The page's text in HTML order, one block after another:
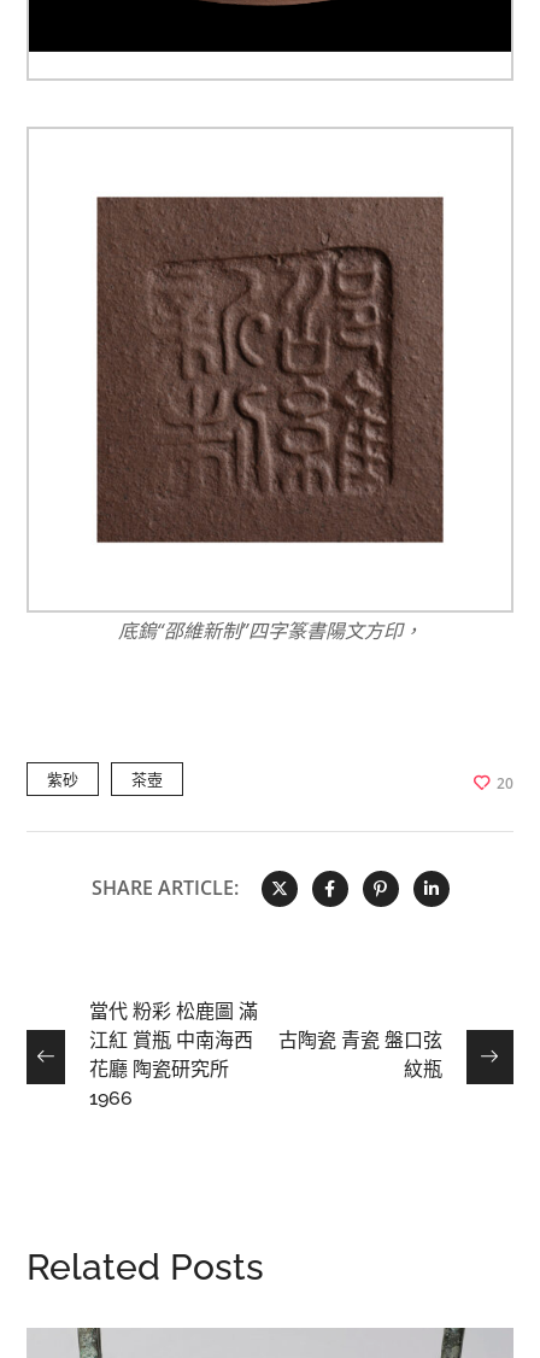
底鎢“邵維新制”四字篆書陽文方印，
紫砂 茶壺 20
SHARE ARTICLE:
當代 粉彩 松鹿圖 滿
江紅 賞瓶 中南海西
花廳 陶瓷研究所
1966
古陶瓷 青瓷 盤口弦
紋瓶
Related Posts